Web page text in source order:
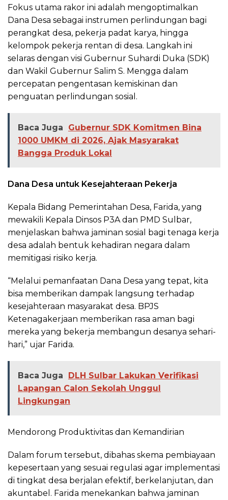
​Fokus utama rakor ini adalah mengoptimalkan
Dana Desa sebagai instrumen perlindungan bagi
perangkat desa, pekerja padat karya, hingga
kelompok pekerja rentan di desa. Langkah ini
selaras dengan visi Gubernur Suhardi Duka (SDK)
dan Wakil Gubernur Salim S. Mengga dalam
percepatan pengentasan kemiskinan dan
penguatan perlindungan sosial.
Baca Juga
Gubernur SDK Komitmen Bina
1000 UMKM di 2026, Ajak Masyarakat
Bangga Produk Lokal
Dana Desa untuk Kesejahteraan Pekerja
​Kepala Bidang Pemerintahan Desa, Farida, yang
mewakili Kepala Dinsos P3A dan PMD Sulbar,
menjelaskan bahwa jaminan sosial bagi tenaga kerja
desa adalah bentuk kehadiran negara dalam
memitigasi risiko kerja.
​“Melalui pemanfaatan Dana Desa yang tepat, kita
bisa memberikan dampak langsung terhadap
kesejahteraan masyarakat desa. BPJS
Ketenagakerjaan memberikan rasa aman bagi
mereka yang bekerja membangun desanya sehari-
hari,” ujar Farida.
Baca Juga
DLH Sulbar Lakukan Verifikasi
Lapangan Calon Sekolah Unggul
Lingkungan
​Mendorong Produktivitas dan Kemandirian
​Dalam forum tersebut, dibahas skema pembiayaan
kepesertaan yang sesuai regulasi agar implementasi
di tingkat desa berjalan efektif, berkelanjutan, dan
akuntabel. Farida menekankan bahwa jaminan